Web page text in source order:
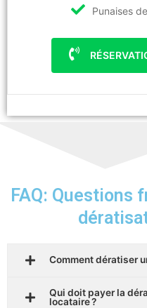
Punaises
FAQ: Questions
Comment dératiser
Qui doit payer la
locataire ?